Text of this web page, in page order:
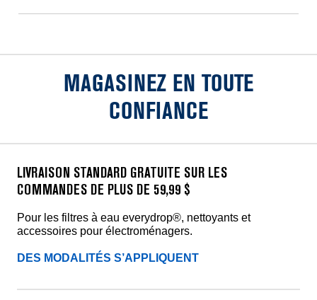
MAGASINEZ EN TOUTE
CONFIANCE
LIVRAISON STANDARD GRATUITE SUR LES
COMMANDES DE PLUS DE 59,99 $
Pour les filtres à eau everydrop®, nettoyants et
accessoires pour électroménagers.
DES MODALITÉS S’APPLIQUENT